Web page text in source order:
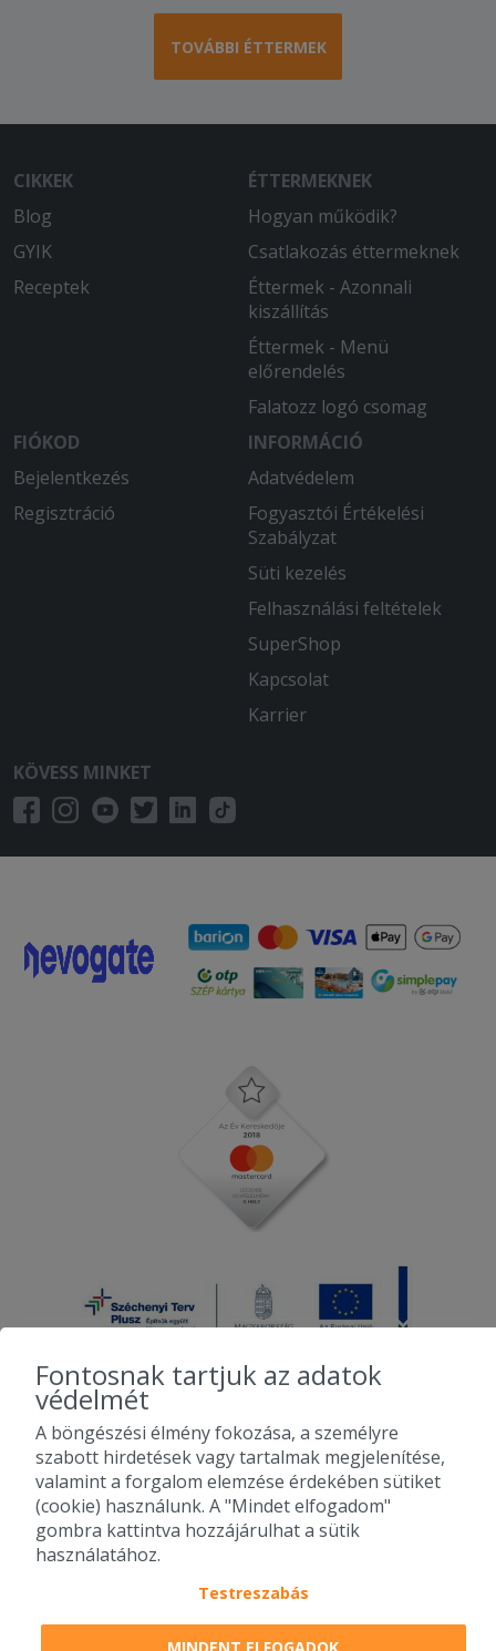
TOVÁBBI ÉTTERMEK
CIKKEK
Blog
GYIK
Receptek
ÉTTERMEKNEK
Hogyan működik?
Csatlakozás éttermeknek
Éttermek - Azonnali
kiszállítás
Éttermek - Menü
előrendelés
Falatozz logó csomag
FIÓKOD
Bejelentkezés
Regisztráció
INFORMÁCIÓ
Adatvédelem
Fogyasztói Értékelési
Szabályzat
Süti kezelés
Felhasználási feltételek
SuperShop
Kapcsolat
Karrier
KÖVESS MINKET
2010-2026 Copyright - Falatozz.hu - Diston-line Kft.
Pizza, gyros, hamburger, menük kedvező áron, egy helyen az összes
étterem ajánlata.
Fontosnak tartjuk az adatok
védelmét
A böngészési élmény fokozása, a személyre
szabott hirdetések vagy tartalmak megjelenítése,
valamint a forgalom elemzése érdekében sütiket
(cookie) használunk. A "Mindet elfogadom"
gombra kattintva hozzájárulhat a sütik
használatához.
Testreszabás